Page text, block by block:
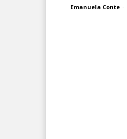
Emanuela Conte -